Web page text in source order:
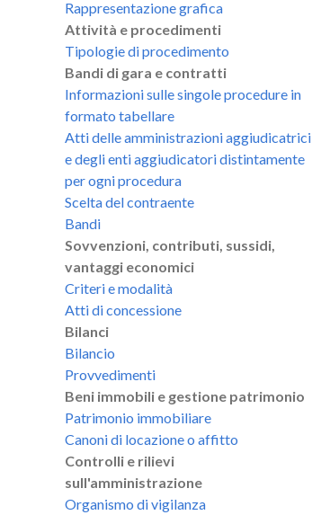
Rappresentazione grafica
Attività e procedimenti
Tipologie di procedimento
Bandi di gara e contratti
Informazioni sulle singole procedure in
formato tabellare
Atti delle amministrazioni aggiudicatrici
e degli enti aggiudicatori distintamente
per ogni procedura
Scelta del contraente
Bandi
Sovvenzioni, contributi, sussidi,
vantaggi economici
Criteri e modalità
Atti di concessione
Bilanci
Bilancio
Provvedimenti
Beni immobili e gestione patrimonio
Patrimonio immobiliare
Canoni di locazione o affitto
Controlli e rilievi
sull'amministrazione
Organismo di vigilanza